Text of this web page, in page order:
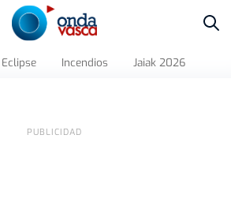
Eclipse Incendios Jaiak 2026